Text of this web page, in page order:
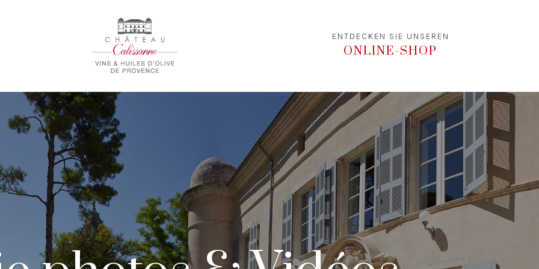
ENTDECKEN SIE UNSEREN
ONLINE-SHOP